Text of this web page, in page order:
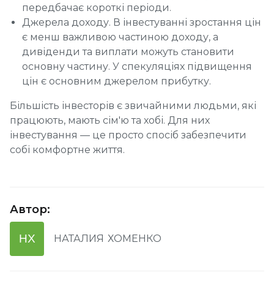
передбачає короткі періоди.
Джерела доходу. В інвестуванні зростання цін
є менш важливою частиною доходу, а
дивіденди та виплати можуть становити
основну частину. У спекуляціях підвищення
цін є основним джерелом прибутку.
Більшість інвесторів є звичайними людьми, які
працюють, мають сім'ю та хобі. Для них
інвестування — це просто спосіб забезпечити
собі комфортне життя.
Автор:
НХ НАТАЛИЯ ХОМЕНКО